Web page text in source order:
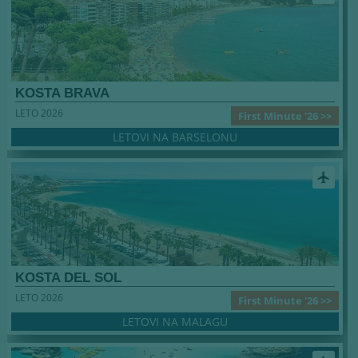
KOSTA BRAVA
First Minute '26 >>
LETO 2026
LETOVI NA BARSELONU
airplanemode_active
KOSTA DEL SOL
First Minute '26 >>
LETO 2026
LETOVI NA MALAGU